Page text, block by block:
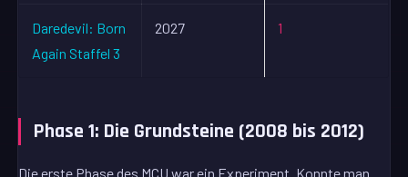
Daredevil: Born
Again Staffel 3
2027 1
Phase 1: Die Grundsteine (2008 bis 2012)
Die erste Phase des MCU war ein Experiment. Konnte man